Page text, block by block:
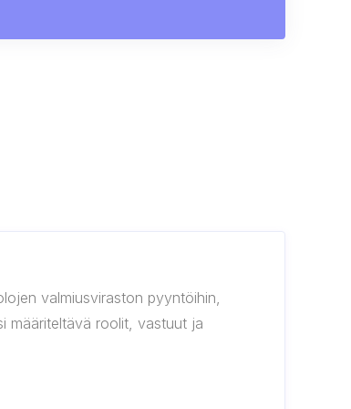
valmiusviraston pyyntöihin,
määriteltävä roolit, vastuut ja